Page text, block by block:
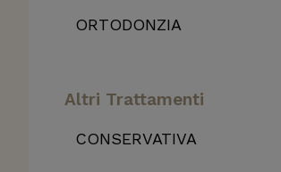
ORTODONZIA
Altri Trattamenti
CONSERVATIVA